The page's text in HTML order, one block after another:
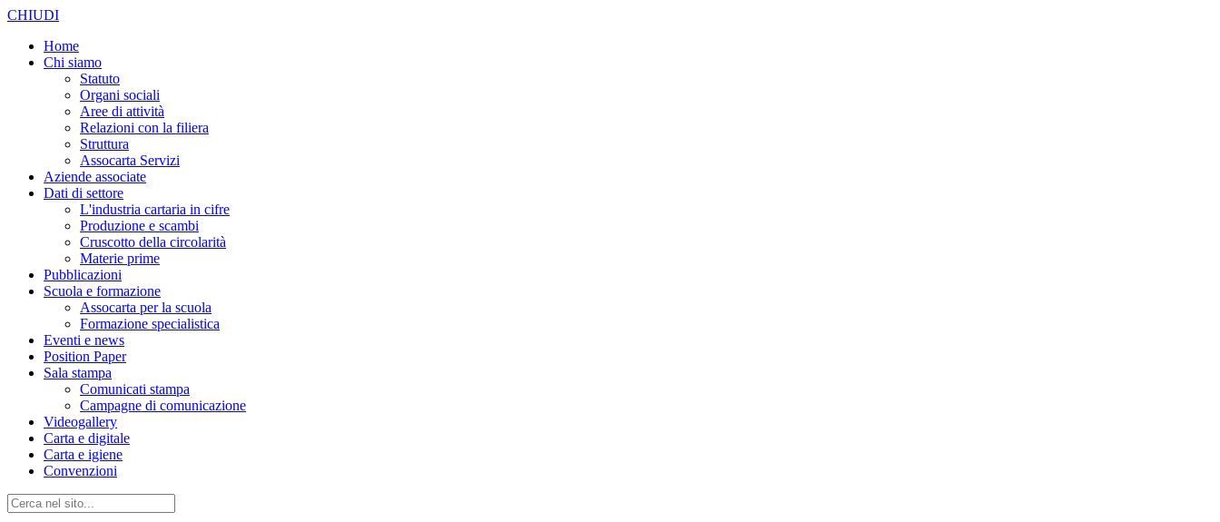
CHIUDI
Home
Chi siamo
Statuto
Organi sociali
Aree di attività
Relazioni con la filiera
Struttura
Assocarta Servizi
Aziende associate
Dati di settore
L'industria cartaria in cifre
Produzione e scambi
Cruscotto della circolarità
Materie prime
Pubblicazioni
Scuola e formazione
Assocarta per la scuola
Formazione specialistica
Eventi e news
Position Paper
Sala stampa
Comunicati stampa
Campagne di comunicazione
Videogallery
Carta e digitale
Carta e igiene
Convenzioni